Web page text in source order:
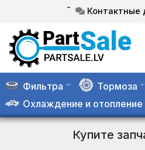
- Контактные
Фильтра Тормоза
Охлаждение и отопление
Купите